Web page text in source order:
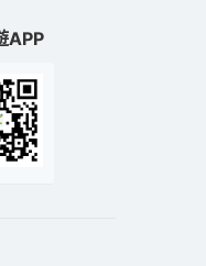
APP